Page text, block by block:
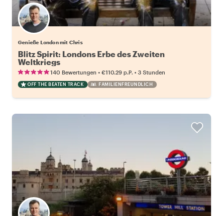
Genieße London mit Chris
Blitz Spirit: Londons Erbe des Zweiten
Weltkriegs
140 Bewertungen • €110.29 p.P. • 3 Stunden
OFF THE BEATEN TRACK FAMILIENFREUNDLICH